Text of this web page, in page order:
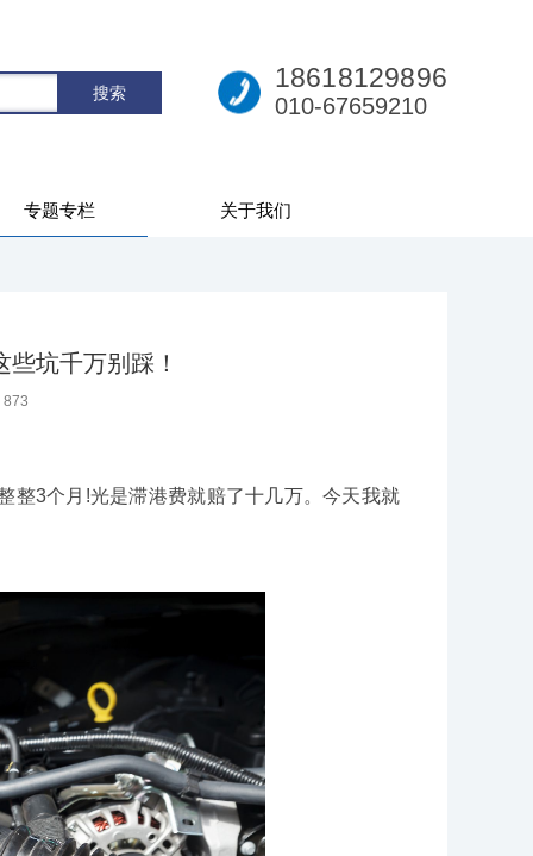
18618129896
010-67659210
专题专栏 关于我们
坑千万别踩！
873
3个月!光是滞港费就赔了十几万。今天我就